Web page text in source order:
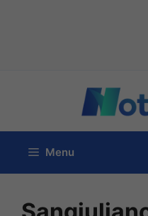
contenuto
Menu